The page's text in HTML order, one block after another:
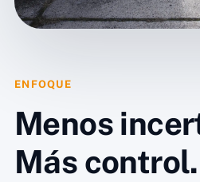
ENFOQUE
Menos
Más control.